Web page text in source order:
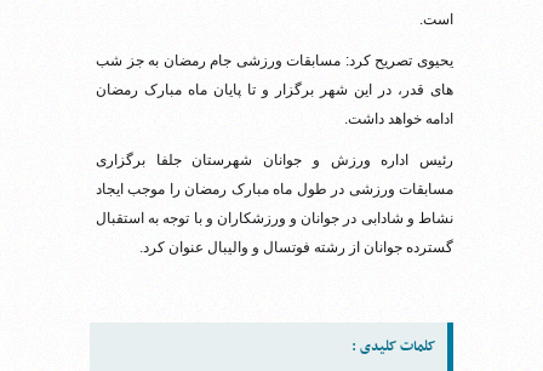
است.
یحیوی تصریح کرد: مسابقات ورزشی جام رمضان به جز شب
های قدر، در این شهر برگزار و تا پایان ماه مبارک رمضان
ادامه خواهد داشت.
رئیس اداره ورزش و جوانان شهرستان جلفا برگزاری
مسابقات ورزشی در طول ماه مبارک رمضان را موجب ایجاد
نشاط و شادابی در جوانان و ورزشکاران و با توجه به استقبال
گسترده جوانان از رشته فوتسال و والیبال عنوان کرد.
کلمات کلیدی :